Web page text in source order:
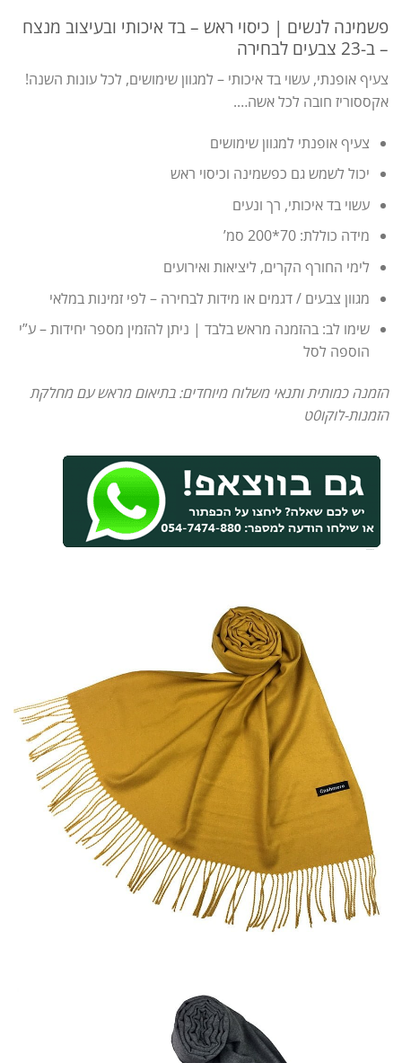
פשמינה לנשים | כיסוי ראש – בד איכותי ובעיצוב מנצח
– ב-23 צבעים לבחירה
צעיף אופנתי, עשוי בד איכותי – למגוון שימושים, לכל עונות השנה!
אקססוריז חובה לכל אשה….
צעיף אופנתי למגוון שימושים
יכול לשמש גם כפשמינה וכיסוי ראש
עשוי בד איכותי, רך ונעים
מידה כוללת: 70*200 סמ’
לימי החורף הקרים, ליציאות ואירועים
מגוון צבעים / דגמים או מידות לבחירה – לפי זמינות במלאי
שימו לב: בהזמנה מראש בלבד | ניתן להזמין מספר יחידות – ע”י
הוספה לסל
הזמנה כמותית ותנאי משלוח מיוחדים: בתיאום מראש עם מחלקת
הזמנות-לוקו0ט